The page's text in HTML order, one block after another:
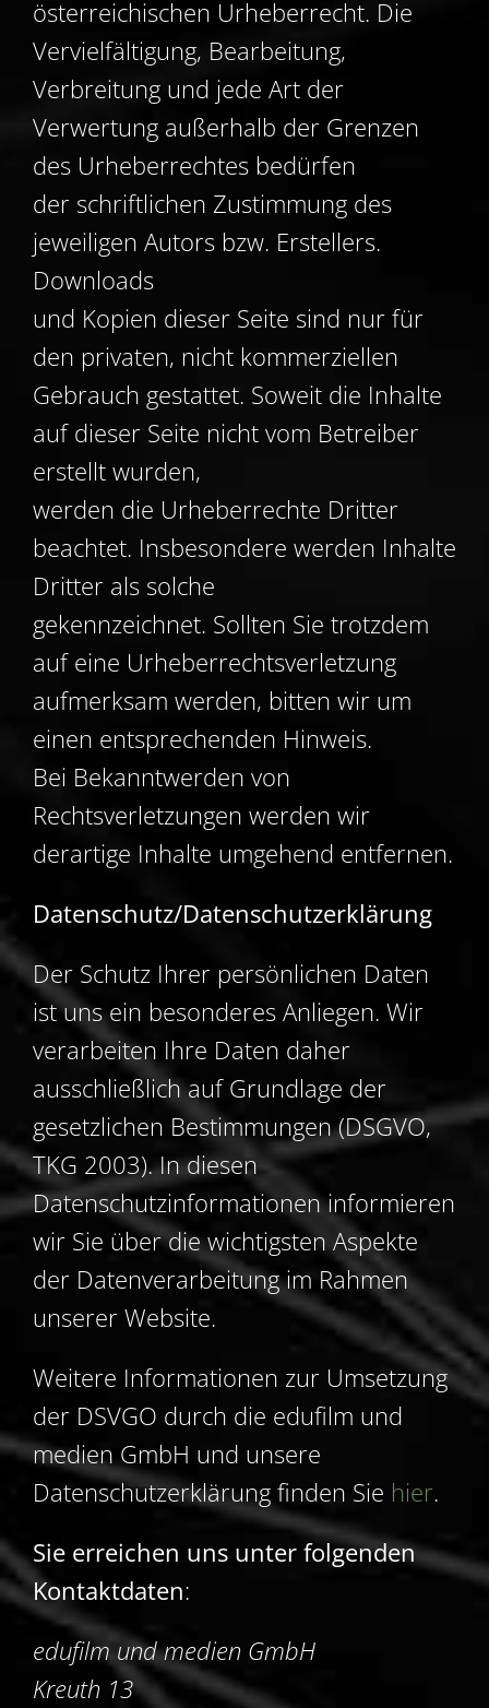
österreichischen Urheberrecht. Die
Vervielfältigung, Bearbeitung,
Verbreitung und jede Art der
Verwertung außerhalb der Grenzen
des Urheberrechtes bedürfen
der schriftlichen Zustimmung des
jeweiligen Autors bzw. Erstellers.
Downloads
und Kopien dieser Seite sind nur für
den privaten, nicht kommerziellen
Gebrauch gestattet. Soweit die Inhalte
auf dieser Seite nicht vom Betreiber
erstellt wurden,
werden die Urheberrechte Dritter
beachtet. Insbesondere werden Inhalte
Dritter als solche
gekennzeichnet. Sollten Sie trotzdem
auf eine Urheberrechtsverletzung
aufmerksam werden, bitten wir um
einen entsprechenden Hinweis.
Bei Bekanntwerden von
Rechtsverletzungen werden wir
derartige Inhalte umgehend entfernen.
Datenschutz/Datenschutzerklärung
Der Schutz Ihrer persönlichen Daten
ist uns ein besonderes Anliegen. Wir
verarbeiten Ihre Daten daher
ausschließlich auf Grundlage der
gesetzlichen Bestimmungen (DSGVO,
TKG 2003). In diesen
Datenschutzinformationen informieren
wir Sie über die wichtigsten Aspekte
der Datenverarbeitung im Rahmen
unserer Website.
Weitere Informationen zur Umsetzung
der DSVGO durch die edufilm und
medien GmbH und unsere
Datenschutzerklärung finden Sie hier.
Sie erreichen uns unter folgenden
Kontaktdaten:
edufilm und medien GmbH
Kreuth 13